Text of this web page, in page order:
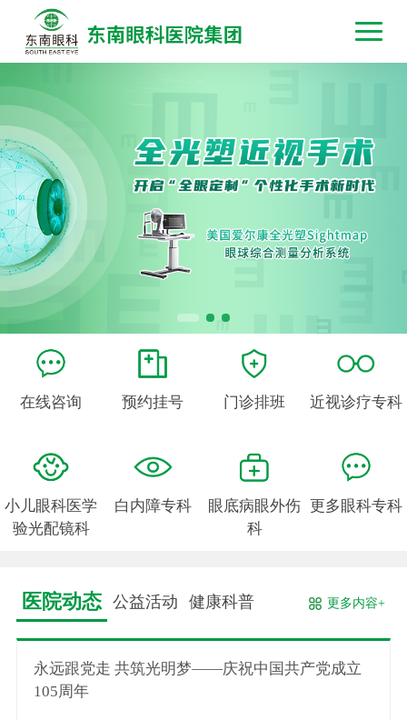
在线咨询 预约挂号 门诊排班 近视诊疗专科
小儿眼科医学
验光配镜科
白内障专科
眼底病眼外伤
科
更多眼科专科
医院动态 公益活动 健康科普 更多内容+
永远跟党走 共筑光明梦——庆祝中国共产党成立
105周年